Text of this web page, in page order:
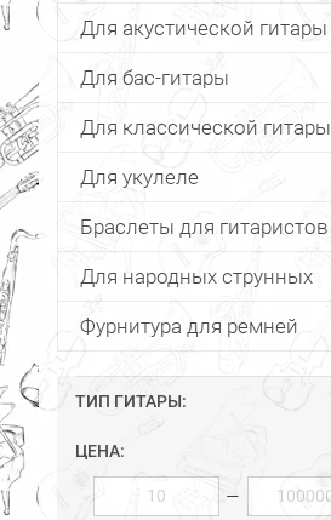
Для акустической гитары
Для бас-гитары
Для классической гитары
Для укулеле
Браслеты для гитаристов
Для народных струнных
Фурнитура для ремней
ТИП ГИТАРЫ:
ЦЕНА:
—